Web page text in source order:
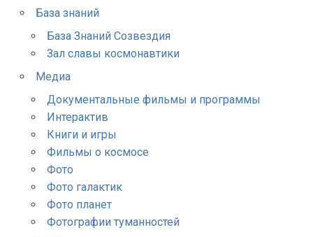
База знаний
База Знаний Созвездия
Зал славы космонавтики
Медиа
Документальные фильмы и программы
Интерактив
Книги и игры
Фильмы о космосе
Фото
Фото галактик
Фото планет
Фотографии туманностей